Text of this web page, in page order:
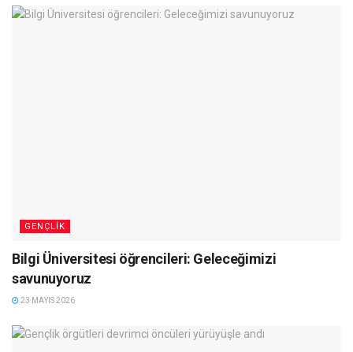
GENÇLIK
Bilgi Üniversitesi öğrencileri: Geleceğimizi
savunuyoruz
23 MAYIS 2026